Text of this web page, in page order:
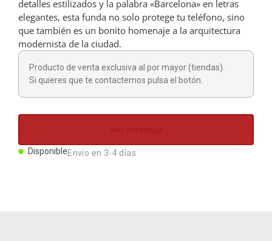
Figuras
Imanes
Mugs
detalles estilizados y la palabra «Barcelona» en letras
elegantes, esta funda no solo protege tu teléfono, sino
que también es un bonito homenaje a la arquitectura
modernista de la ciudad.
Producto de venta exclusiva al por mayor (tiendas).
Si quieres que te contactemos pulsa el botón.
Me interesa
DisponibleEnvío en 3-4 días